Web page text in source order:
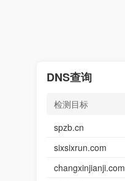
DNS查询
检测目标
spzb.cn
sixsixrun.com
changxinjianji.com